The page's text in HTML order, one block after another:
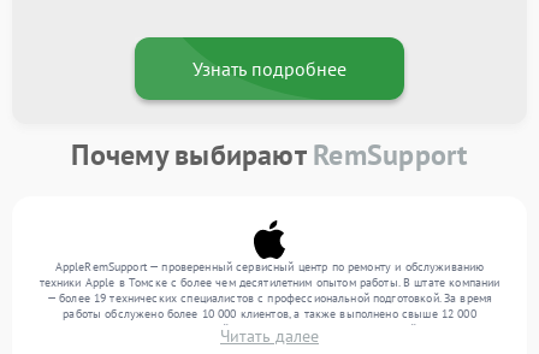
Узнать подробнее
Почему выбираютRemSupport
AppleRemSupport — проверенный сервисный центр по ремонту и обслуживанию
техники Apple в Томске с более чем десятилетним опытом работы. В штате компании
— более 19 технических специалистов с профессиональной подготовкой. За время
работы обслужено более 10 000 клиентов, а также выполнено свыше 12 000
ремонтов. Ежемесячно в сервисный центр поступает более 300 устройств, включая , , .
Мы выполняем ремонт различного уровня сложности и поддерживаем высокий
Читать далее